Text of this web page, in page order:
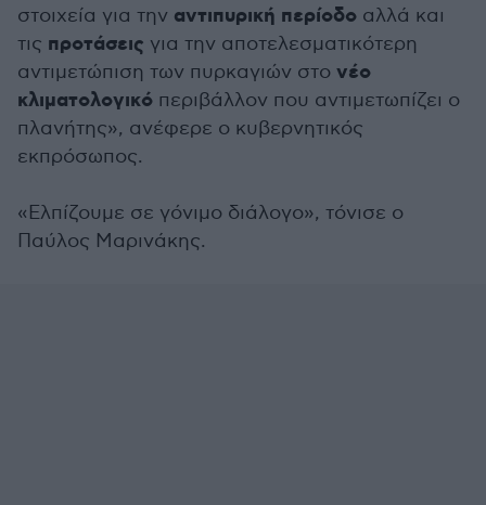
στοιχεία για την αντιπυρική περίοδο αλλά και
τις προτάσεις για την αποτελεσματικότερη
αντιμετώπιση των πυρκαγιών στο νέο
κλιματολογικό περιβάλλον που αντιμετωπίζει ο
πλανήτης», ανέφερε ο κυβερνητικός
εκπρόσωπος.
«Ελπίζουμε σε γόνιμο διάλογο», τόνισε ο
Παύλος Μαρινάκης.